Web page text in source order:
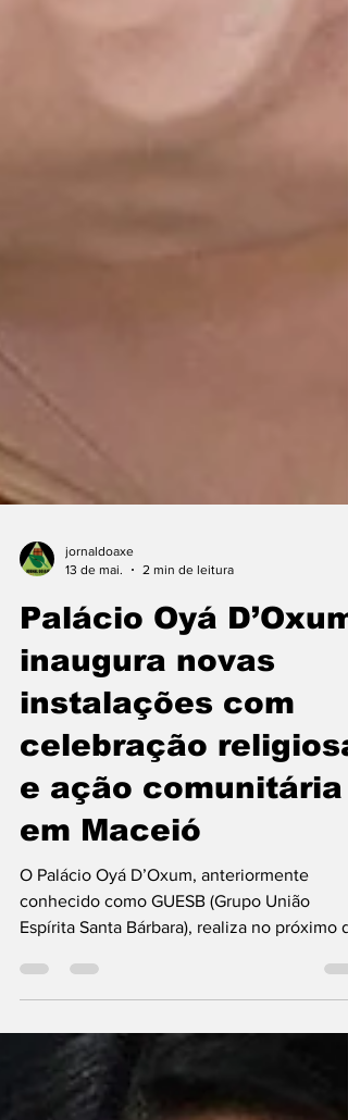
13 de mai.
2 min de leitura
Palácio Oyá D’Oxum
inaugura novas
instalações com
celebração religiosa
e ação comunitária
em Maceió
O Palácio Oyá D’Oxum, anteriormente
16 de maio a inauguração de suas novas
instalações, marcando um novo capítulo em
sua trajetória de fé, resistência e
compromisso social. Localizado no bairro